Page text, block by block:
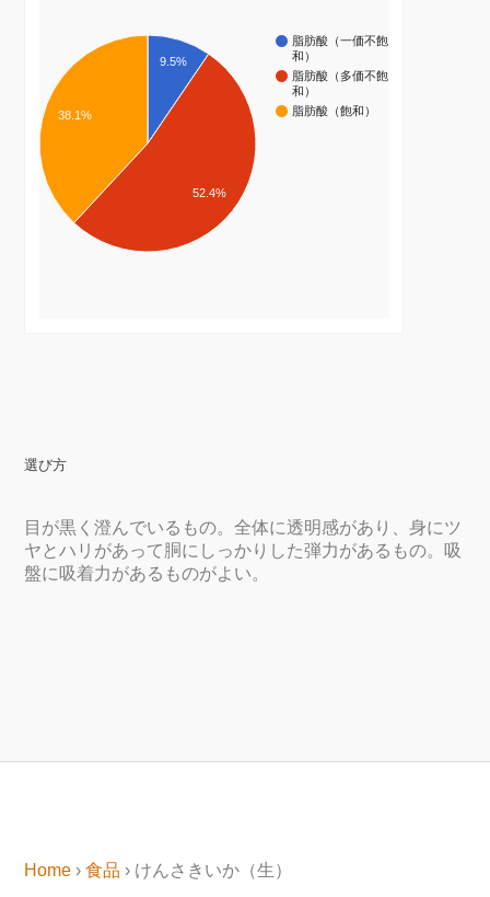
脂肪酸（一価不飽
和）
脂肪酸（多価不飽
和）
脂肪酸（飽和）
9.5%
38.1%
52.4%
選び方
目が黒く澄んでいるもの。全体に透明感があり、身にツ
ヤとハリがあって胴にしっかりした弾力があるもの。吸
盤に吸着力があるものがよい。
Home ›食品 › けんさきいか（生）